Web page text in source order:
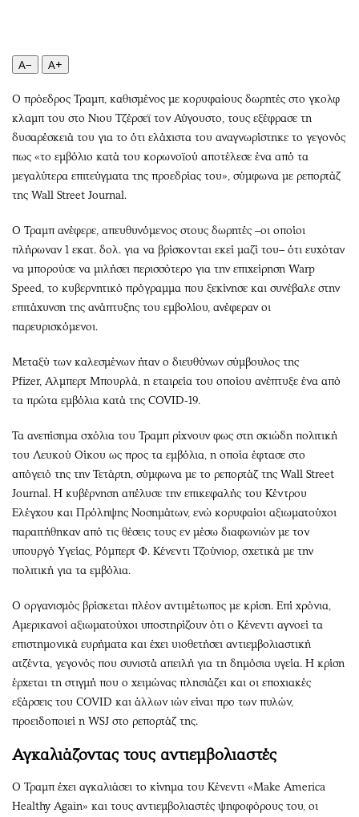
Παράξενα
Πολιτισμός
Σινεμά
Θέατρο-Χορός
Μουσική
Εικαστικά
Χειρόγραφα
Εκπομπές
Wine routes
Podcasts
Επιστολές
A− A+
Ο πρόεδρος Τραμπ, καθισμένος με κορυφαίους δωρητές στο γκολφ
κλαμπ του στο Νιου Τζέρσεϊ τον Αύγουστο, τους εξέφρασε τη
δυσαρέσκειά του για το ότι ελάχιστα του αναγνωρίστηκε το γεγονός
πως «το εμβόλιο κατά του κορωνοϊού αποτέλεσε ένα από τα
μεγαλύτερα επιτεύγματα της προεδρίας του», σύμφωνα με ρεπορτάζ
της Wall Street Journal.
Ο Τραμπ ανέφερε, απευθυνόμενος στους δωρητές –οι οποίοι
πλήρωναν 1 εκατ. δολ. για να βρίσκονται εκεί μαζί του– ότι ευχόταν
να μπορούσε να μιλήσει περισσότερο για την επιχείρηση Warp
Speed, το κυβερνητικό πρόγραμμα που ξεκίνησε και συνέβαλε στην
επιτάχυνση της ανάπτυξης του εμβολίου, ανέφεραν οι
παρευρισκόμενοι.
Μεταξύ των καλεσμένων ήταν ο διευθύνων σύμβουλος της
Pfizer, Αλμπερτ Μπουρλά, η εταιρεία του οποίου ανέπτυξε ένα από
τα πρώτα εμβόλια κατά της COVID-19.
Τα ανεπίσημα σχόλια του Τραμπ ρίχνουν φως στη σκιώδη πολιτική
του Λευκού Οίκου ως προς τα εμβόλια, η οποία έφτασε στο
απόγειό της την Τετάρτη, σύμφωνα με το ρεπορτάζ της Wall Street
Journal. Η κυβέρνηση απέλυσε την επικεφαλής του Κέντρου
Ελέγχου και Πρόληψης Νοσημάτων, ενώ κορυφαίοι αξιωματούχοι
παραιτήθηκαν από τις θέσεις τους εν μέσω διαφωνιών με τον
υπουργό Υγείας, Ρόμπερτ Φ. Κένεντι Τζούνιορ, σχετικά με την
πολιτική για τα εμβόλια.
Ο οργανισμός βρίσκεται πλέον αντιμέτωπος με κρίση. Επί χρόνια,
Αμερικανοί αξιωματούχοι υποστηρίζουν ότι ο Κένεντι αγνοεί τα
επιστημονικά ευρήματα και έχει υιοθετήσει αντιεμβολιαστική
ατζέντα, γεγονός που συνιστά απειλή για τη δημόσια υγεία. Η κρίση
έρχεται τη στιγμή που ο χειμώνας πλησιάζει και οι εποχιακές
εξάρσεις του COVID και άλλων ιών είναι προ των πυλών,
προειδοποιεί η WSJ στο ρεπορτάζ της.
Αγκαλιάζοντας τους αντιεμβολιαστές
Ο Τραμπ έχει αγκαλιάσει το κίνημα του Κένεντι «Make America
Healthy Again» και τους αντιεμβολιαστές ψηφοφόρους του, οι